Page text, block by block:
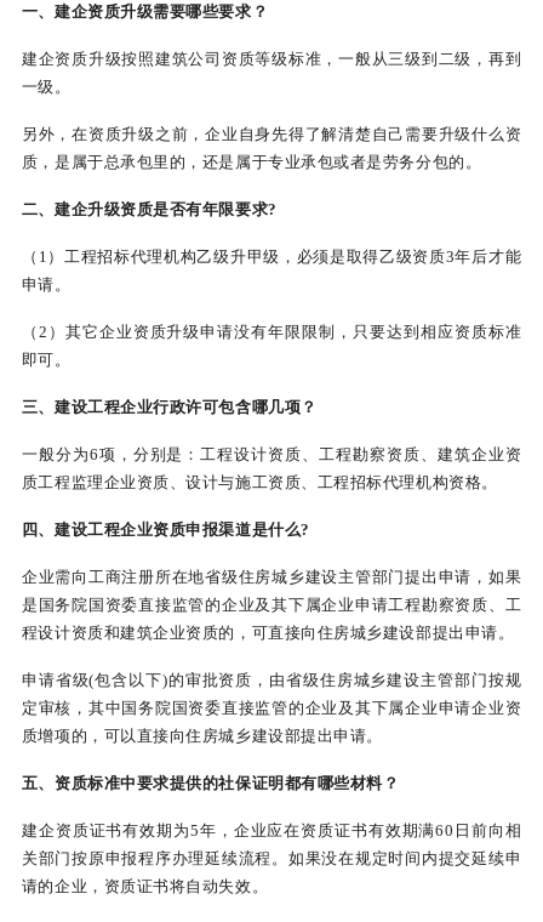
一、建企资质升级需要哪些要求？
建企资质升级按照建筑公司资质等级标准，一般从三级到二级，再到
一级。
另外，在资质升级之前，企业自身先得了解清楚自己需要升级什么资
质，是属于总承包里的，还是属于专业承包或者是劳务分包的。
二、建企升级资质是否有年限要求?
（1）工程招标代理机构乙级升甲级，必须是取得乙级资质3年后才能
申请。
（2）其它企业资质升级申请没有年限限制，只要达到相应资质标准
即可。
三、建设工程企业行政许可包含哪几项？
一般分为6项，分别是：工程设计资质、工程勘察资质、建筑企业资
质工程监理企业资质、设计与施工资质、工程招标代理机构资格。
四、建设工程企业资质申报渠道是什么?
企业需向工商注册所在地省级住房城乡建设主管部门提出申请，如果
是国务院国资委直接监管的企业及其下属企业申请工程勘察资质、工
程设计资质和建筑企业资质的，可直接向住房城乡建设部提出申请。
申请省级(包含以下)的审批资质，由省级住房城乡建设主管部门按规
定审核，其中国务院国资委直接监管的企业及其下属企业申请企业资
质增项的，可以直接向住房城乡建设部提出申请。
五、资质标准中要求提供的社保证明都有哪些材料？
建企资质证书有效期为5年，企业应在资质证书有效期满60日前向相
关部门按原申报程序办理延续流程。如果没在规定时间内提交延续申
请的企业，资质证书将自动失效。